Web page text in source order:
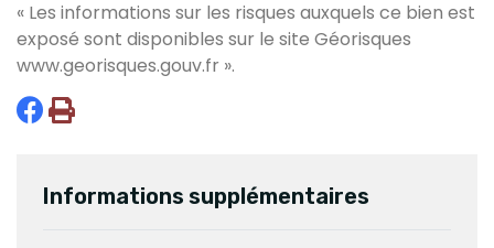
« Les informations sur les risques auxquels ce bien est
exposé sont disponibles sur le site Géorisques
www.georisques.gouv.fr ».
Informations supplémentaires